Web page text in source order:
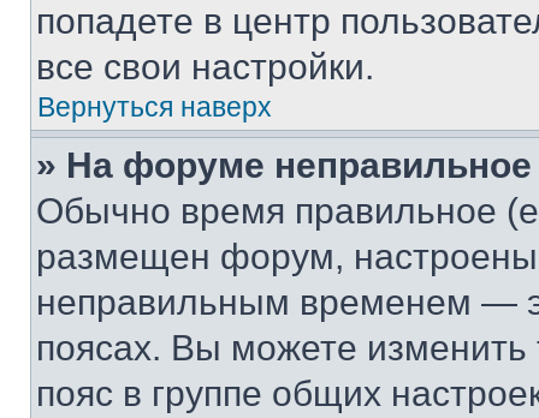
попадете в центр
все свои настройки.
Вернуться наверх
» На форуме
Обычно время правильное
размещен форум, настроены
неправильным временем —
поясах. Вы можете изменить
пояс в группе общих